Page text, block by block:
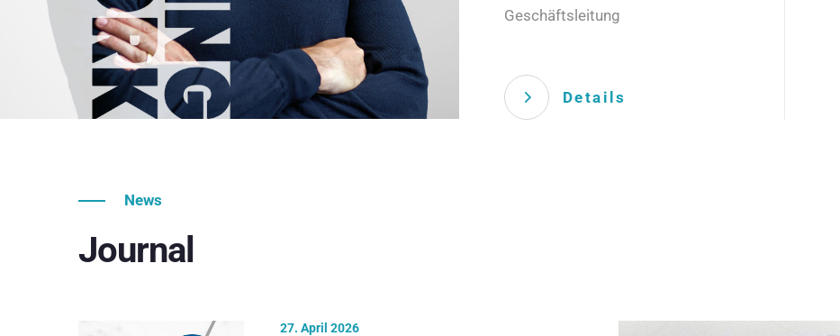
Geschäftsleitung
Details
News
Journal
27. April 2026